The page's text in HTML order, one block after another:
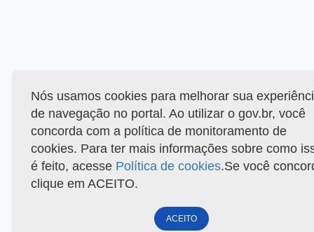
Nós usamos cookies para melhorar sua
de navegação no portal. Ao utilizar o gov.br, você
concorda com a política de monitoramento de
cookies. Para ter mais informações sobre como
é feito, acesse Política de cookies.Se você
clique em ACEITO.
ACEITO